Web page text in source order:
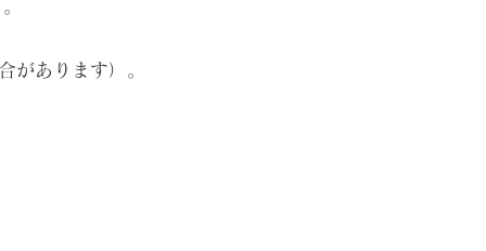
があります）。